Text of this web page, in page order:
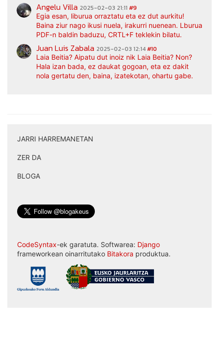
Angelu Villa 2025-02-03 21:11 #9
Egia esan, liburua orraztatu eta ez dut aurkitu!
Baina ziur nago ikusi nuela, irakurri nuenean. Lburua
PDF-n baldin baduzu, CRTL+F teklekin bilatu.
Juan Luis Zabala 2025-02-03 12:14#10
Laia Beitia? Aipatu dut inoiz nik Laia Beitia? Non?
Hala izan bada, ez daukat gogoan, eta ez dakit
nola gertatu den, baina, izatekotan, ohartu gabe.
JARRI HARREMANETAN
ZER DA
BLOGA
CodeSyntax-ek garatuta. Softwarea: Django
frameworkean oinarritutako Bitakora produktua.